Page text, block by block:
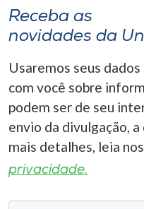
Selecione
o idioma
Receba as
novidades da
Usaremos seus
com você sobre
podem ser de seu
envio da divulgação,
mais detalhes, leia
privacidade.